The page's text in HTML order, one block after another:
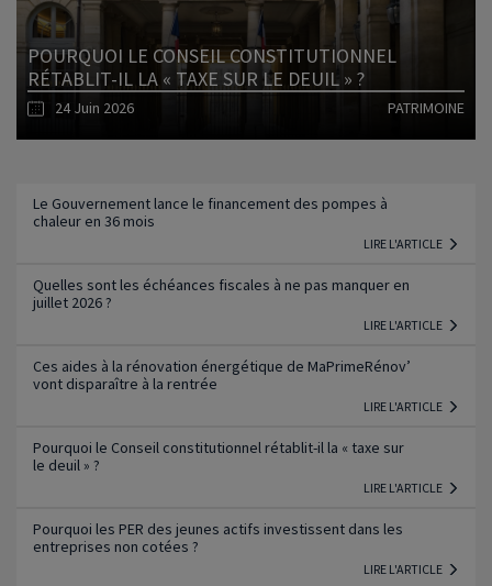
POURQUOI LE CONSEIL CONSTITUTIONNEL
RÉTABLIT-IL LA « TAXE SUR LE DEUIL » ?
24 Juin 2026 PATRIMOINE
Le Gouvernement lance le financement des pompes à
chaleur en 36 mois
LIRE L'ARTICLE
Quelles sont les échéances fiscales à ne pas manquer en
juillet 2026 ?
LIRE L'ARTICLE
Ces aides à la rénovation énergétique de MaPrimeRénov’
vont disparaître à la rentrée
LIRE L'ARTICLE
Pourquoi le Conseil constitutionnel rétablit-il la « taxe sur
le deuil » ?
LIRE L'ARTICLE
Pourquoi les PER des jeunes actifs investissent dans les
entreprises non cotées ?
LIRE L'ARTICLE